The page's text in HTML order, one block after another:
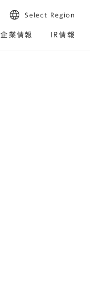
Select Region
企業情報 IR情報